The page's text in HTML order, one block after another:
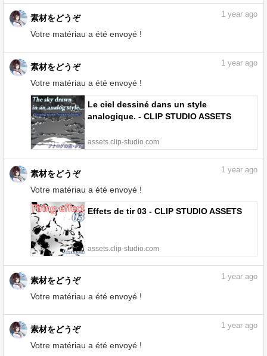
素材をどうぞ
Votre matériau a été envoyé !
1 year ago
rural 03 - CLIP STUDIO ASSETS
素材をどうぞ
Votre matériau a été envoyé !
1 year ago
Le ciel dessiné dans un style
analogique. - CLIP STUDIO ASSETS
素材をどうぞ
Votre matériau a été envoyé !
Effets de tir 03 - CLIP STUDIO ASSETS